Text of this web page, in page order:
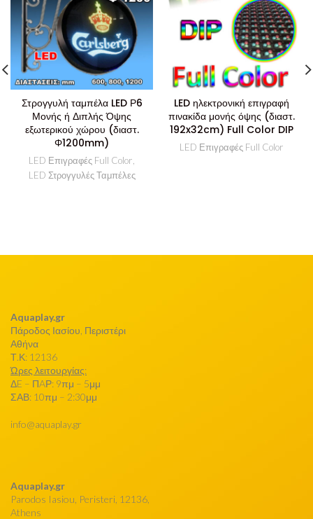
Στρογγυλή ταμπέλα LED Ρ6
Μονής ή Διπλής Όψης
εξωτερικού χώρου (διαστ.
Φ1200mm)
LED Επιγραφές Full Color
LED Στρογγυλές Ταμπέλες
LED ηλεκτρονική επιγραφή
πινακίδα μονής όψης (διαστ.
192x32cm) Full Color DIP
LED Επιγραφές Full Color
Aquaplay.gr
Πάροδος Ιασίου, Περιστέρι
Αθήνα
Τ.Κ: 12136
Ώρες λειτουργίας:
ΔE – ΠAΡ: 9πμ – 5μμ
ΣΑΒ: 10πμ – 2:30μμ
info@aquaplay.gr
Aquaplay.gr
Parodos Iasiou, Peristeri, 12136,
Athens